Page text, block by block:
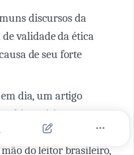
discursos da
validade da ética
de seu forte
dia, um artigo
hipocrática
para encontrar
do leitor brasileiro,